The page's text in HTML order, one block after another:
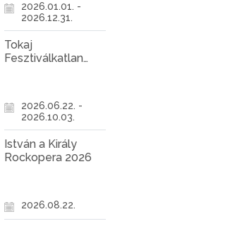
2026.01.01. -
2026.12.31.
Tokaj
Fesztiválkatlan
2026.06.22. -
2026.10.03.
István a Király
Rockopera 2026
2026.08.22.